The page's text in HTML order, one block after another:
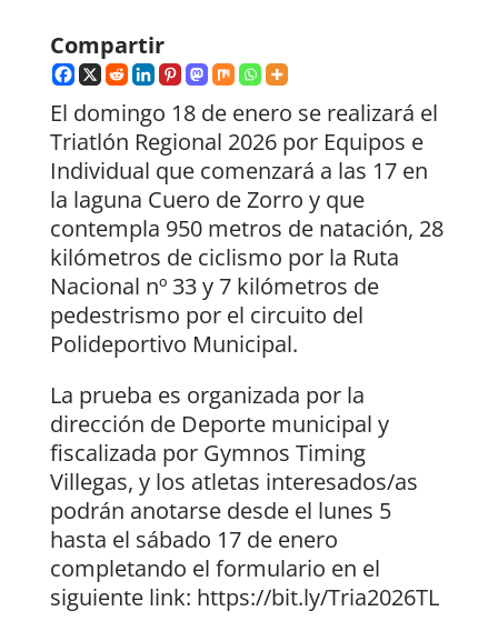
Compartir
El domingo 18 de enero se realizará el
Triatlón Regional 2026 por Equipos e
Individual que comenzará a las 17 en
la laguna Cuero de Zorro y que
contempla 950 metros de natación, 28
kilómetros de ciclismo por la Ruta
Nacional nº 33 y 7 kilómetros de
pedestrismo por el circuito del
Polideportivo Municipal.
La prueba es organizada por la
dirección de Deporte municipal y
fiscalizada por Gymnos Timing
Villegas, y los atletas interesados/as
podrán anotarse desde el lunes 5
hasta el sábado 17 de enero
completando el formulario en el
siguiente link: https://bit.ly/Tria2026TL